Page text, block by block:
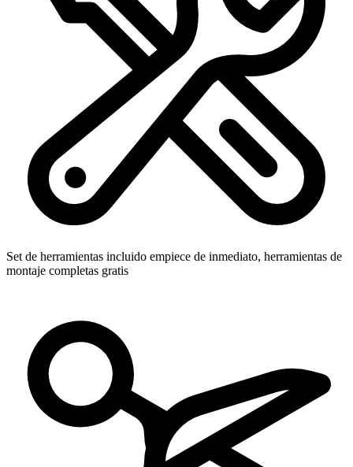
Set de herramientas incluido empiece de inmediato, herramientas de
montaje completas gratis